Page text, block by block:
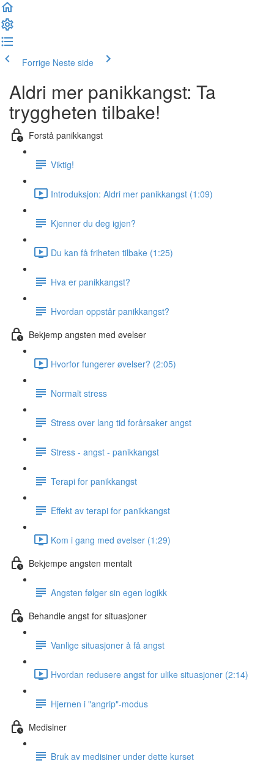
Forrige Neste side
Aldri mer panikkangst: Ta
tryggheten tilbake!
Forstå panikkangst
Viktig!
Introduksjon: Aldri mer panikkangst (1:09)
Kjenner du deg igjen?
Du kan få friheten tilbake (1:25)
Hva er panikkangst?
Hvordan oppstår panikkangst?
Bekjemp angsten med øvelser
Hvorfor fungerer øvelser? (2:05)
Normalt stress
Stress over lang tid forårsaker angst
Stress - angst - panikkangst
Terapi for panikkangst
Effekt av terapi for panikkangst
Kom i gang med øvelser (1:29)
Bekjempe angsten mentalt
Angsten følger sin egen logikk
Behandle angst for situasjoner
Vanlige situasjoner å få angst
Hvordan redusere angst for ulike situasjoner (2:14)
Hjernen i "angrip"-modus
Medisiner
Bruk av medisiner under dette kurset